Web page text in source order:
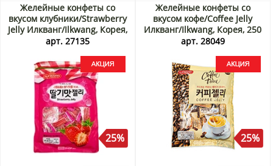
Желейные конфеты со
вкусом клубники/Strawberry
Jelly Илкванг/Ilkwang, Корея,
280 г Акция
арт. 27135
25%
Желейные конфеты со
вкусом кофе/Coffee Jelly
Илкванг/Ilkwang, Корея, 250
г Акция
арт. 28049
25%